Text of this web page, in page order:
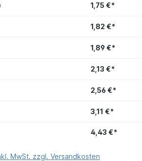
4,43 €*
3,11 €*
2,56 €*
2,13 €*
1,89 €*
1,82 €*
1,75 €*
MwSt. zzgl. Versandkosten